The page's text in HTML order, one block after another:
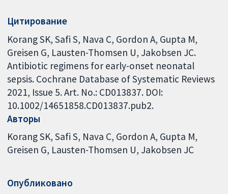
Цитирование
Korang SK, Safi S, Nava C, Gordon A, Gupta M,
Greisen G, Lausten-Thomsen U, Jakobsen JC.
Antibiotic regimens for early-onset neonatal
sepsis. Cochrane Database of Systematic Reviews
2021, Issue 5. Art. No.: CD013837. DOI:
10.1002/14651858.CD013837.pub2.
Авторы
Korang SK Safi S Nava C Gordon A Gupta M
Greisen G Lausten-Thomsen U Jakobsen JC
Опубликовано